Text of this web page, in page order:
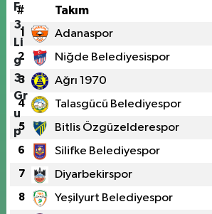
# Takım
1 Adanaspor
2 Niğde Belediyesispor
3 Ağrı 1970
4 Talasgücü Belediyespor
5 Bitlis Özgüzelderespor
6 Silifke Belediyespor
7 Diyarbekirspor
8 Yeşilyurt Belediyespor